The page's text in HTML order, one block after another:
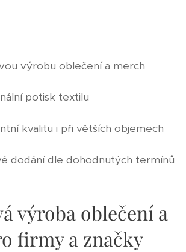
výrobu oblečení a merch
potisk textilu
kvalitu i při větších objemech
dodání dle dohodnutých termínů
výroba oblečení a
firmy a značky